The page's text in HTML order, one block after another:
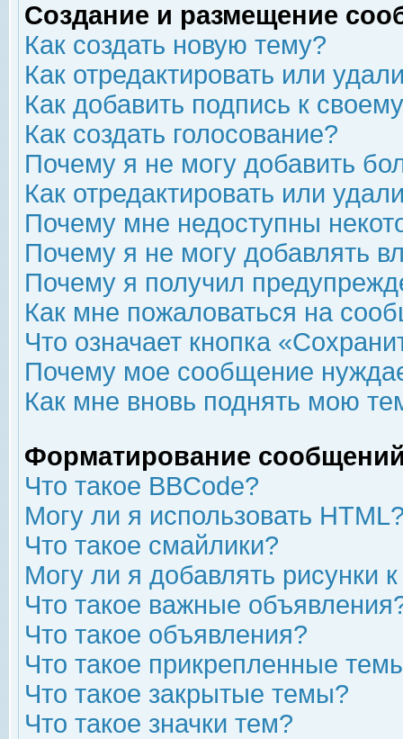
Создание и размещение
Как создать новую тему?
Как отредактировать или
Как добавить подпись к
Как создать голосование?
Почему я не могу добавить
Как отредактировать или
Почему мне недоступны
Почему я не могу добавлять
Почему я получил
Как мне пожаловаться на
Что означает кнопка
Почему мое сообщение
Как мне вновь поднять мою
Форматирование
Что такое BBCode?
Могу ли я использовать
Что такое смайлики?
Могу ли я добавлять рисунки
Что такое важные
Что такое объявления?
Что такое прикрепленные
Что такое закрытые темы?
Что такое значки тем?